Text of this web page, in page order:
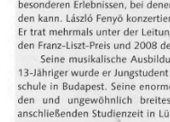
LILITH. SYMPHONIC
„Yehudi Menuhin, LIVE
„Dem Andenken Yehudi
gewidmet“. Die
Synagoge Augsburg mit
Symphonieorchester der
Schmalhofer). - Lilith ist
und im ganzen Orient